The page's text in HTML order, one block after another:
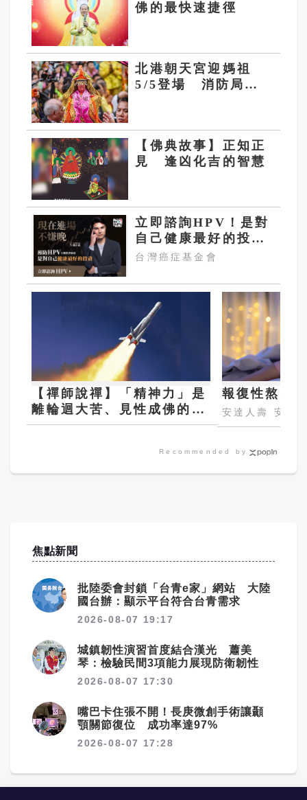
佛的最快速捷徑
北港朝天宮迎媽祖
5/5登場 消防局籲
【佛典故事】正知正
見 逢凶化吉的智慧
立即諮詢HPV！是對
自己健康最好的投
資，把握現在不嫌
台灣癌症基金會
【禪師說禪】「精神力」是
離輪迴大苦、見性成佛的要
件
報復性熬夜
安達人壽 安心
Recommended by
焦點新聞
批陸委會封鎖「台青e家」網站 大陸
國台辦：顯示平台符合台青需求
2026-08-07 19:17
城鎮韌性演習首度結合漢光 蕭美
琴：檢驗民間3項能力展現防衛韌性
2026-08-07 17:30
嘴巴卡住張不開！長庚微創手術讓顳
顎關節復位 成功率達97%
2026-08-07 17:28